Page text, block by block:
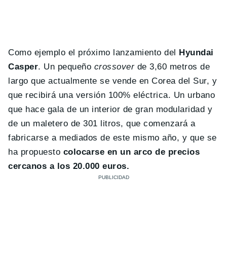
Como ejemplo el próximo lanzamiento del Hyundai
Casper. Un pequeño crossoverde 3,60 metros de
largo que actualmente se vende en Corea del Sur, y
que recibirá una versión 100% eléctrica. Un urbano
que hace gala de un interior de gran modularidad y
de un maletero de 301 litros, que comenzará a
fabricarse a mediados de este mismo año, y que se
ha propuesto colocarse en un arco de precios
cercanos a los 20.000 euros.